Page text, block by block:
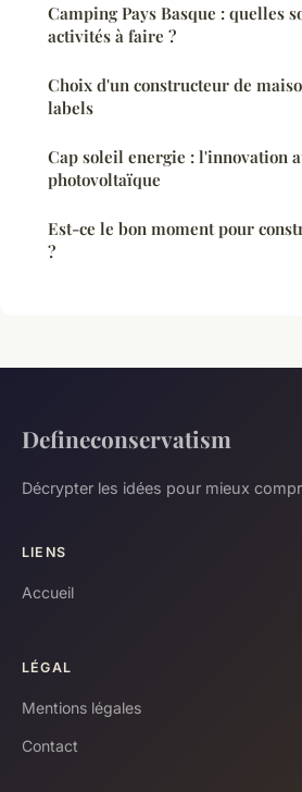
Camping Pays Basque : quelles
activités à faire ?
Choix d'un constructeur de
labels
Cap soleil energie : l'innovation
photovoltaïque
Est-ce le bon moment pour
?
Defineconservatism
Décrypter les idées pour mieux
LIENS
Accueil
LÉGAL
Mentions légales
Contact